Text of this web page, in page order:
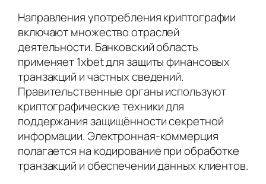
Направления употребления криптографии
включают множество отраслей
деятельности. Банковский область
применяет 1xbet для защиты финансовых
транзакций и частных сведений.
Правительственные органы используют
криптографические техники для
поддержания защищённости секретной
информации. Электронная-коммерция
полагается на кодирование при обработке
транзакций и обеспечении данных клиентов.